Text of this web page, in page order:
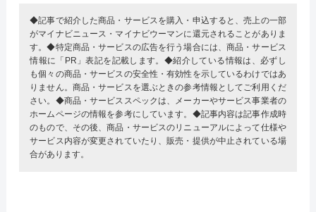
◆記事で紹介した商品・サービスを購入・申込すると、売上の一部
がマイナビニュース・マイナビウーマンに還元されることがありま
す。◆特定商品・サービスの広告を行う場合には、商品・サービス
情報に「PR」表記を記載します。◆紹介している情報は、必ずし
も個々の商品・サービスの安全性・有効性を示しているわけではあ
りません。商品・サービスを選ぶときの参考情報としてご利用くだ
さい。◆商品・サービススペックは、メーカーやサービス事業者の
ホームページの情報を参考にしています。◆記事内容は記事作成時
のもので、その後、商品・サービスのリニューアルによって仕様や
サービス内容が変更されていたり、販売・提供が中止されている場
合があります。